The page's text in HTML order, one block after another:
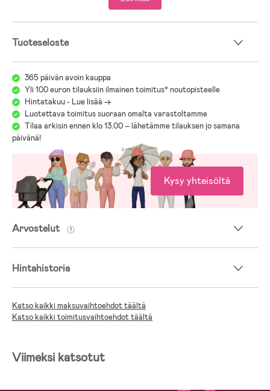
Tuoteseloste
365 päivän avoin kauppa
Yli 100 euron tilauksiin ilmainen toimitus* noutopisteelle
Hintatakuu - Lue lisää ->
Luotettava toimitus suoraan omalta varastoltamme
Tilaa arkisin ennen klo 13.00 – lähetämme tilauksen jo samana
päivänä!
Kysy yhteisöltä
Arvostelut
Hintahistoria
Katso kaikki maksuvaihtoehdot täältä
Katso kaikki toimitusvaihtoehdot täältä
Viimeksi katsotut